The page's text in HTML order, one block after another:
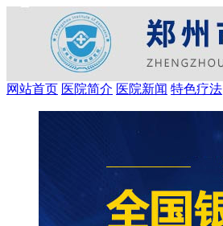
网站首页 医院简介 医院新闻 特色疗法